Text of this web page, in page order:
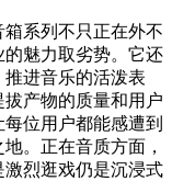
系列不只正在外不
魅力取劣势。它还
进音乐的活泼表
产物的质量和用户
位用户都能感遭到
。正在音质方面，
烈逛戏仍是沉浸式